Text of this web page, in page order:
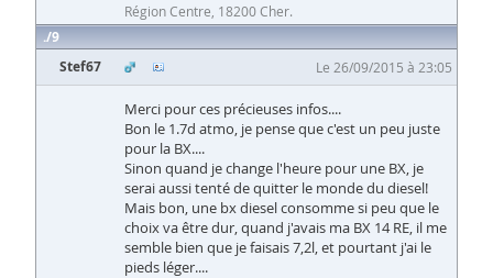
Région Centre, 18200 Cher.
9
Stef67
Le 26/09/2015 à 23:05
Merci pour ces précieuses infos....
Bon le 1.7d atmo, je pense que c'est un peu juste
pour la BX....
Sinon quand je change l'heure pour une BX, je
serai aussi tenté de quitter le monde du diesel!
Mais bon, une bx diesel consomme si peu que le
choix va être dur, quand j'avais ma BX 14 RE, il me
semble bien que je faisais 7,2l, et pourtant j'ai le
pieds léger....